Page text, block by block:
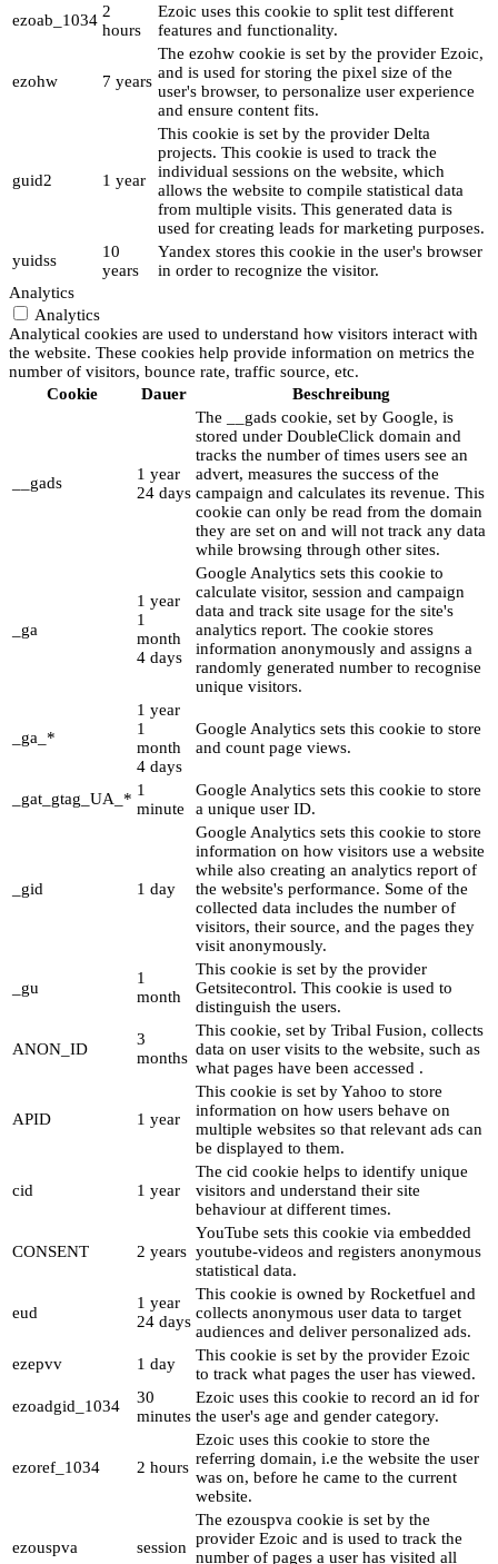
ezoab_1034 2
hours
Ezoic uses this cookie to split test different
features and functionality.
ezohw 7 years
The ezohw cookie is set by the provider Ezoic,
and is used for storing the pixel size of the
user's browser, to personalize user experience
and ensure content fits.
guid2 1 year
This cookie is set by the provider Delta
projects. This cookie is used to track the
individual sessions on the website, which
allows the website to compile statistical data
from multiple visits. This generated data is
used for creating leads for marketing purposes.
yuidss
10
years
Yandex stores this cookie in the user's browser
in order to recognize the visitor.
Analytics
Analytics
Analytical cookies are used to understand how visitors interact with
the website. These cookies help provide information on metrics the
number of visitors, bounce rate, traffic source, etc.
Cookie
Dauer Beschreibung
__gads
1 year
24 days
The __gads cookie, set by Google, is
stored under DoubleClick domain and
tracks the number of times users see an
advert, measures the success of the
campaign and calculates its revenue. This
cookie can only be read from the domain
they are set on and will not track any data
while browsing through other sites.
_ga
1 year
1
month
4 days
Google Analytics sets this cookie to
calculate visitor, session and campaign
data and track site usage for the site's
analytics report. The cookie stores
information anonymously and assigns a
randomly generated number to recognise
unique visitors.
_ga_*
1 year
1
month
4 days
Google Analytics sets this cookie to store
and count page views.
_gat_gtag_UA_* 1
minute
Google Analytics sets this cookie to store
a unique user ID.
_gid 1 day
Google Analytics sets this cookie to store
information on how visitors use a website
while also creating an analytics report of
the website's performance. Some of the
collected data includes the number of
visitors, their source, and the pages they
visit anonymously.
_gu
1
month
This cookie is set by the provider
Getsitecontrol. This cookie is used to
distinguish the users.
ANON_ID
3
months
This cookie, set by Tribal Fusion, collects
data on user visits to the website, such as
what pages have been accessed .
APID 1 year
This cookie is set by Yahoo to store
information on how users behave on
multiple websites so that relevant ads can
be displayed to them.
cid 1 year
The cid cookie helps to identify unique
visitors and understand their site
behaviour at different times.
CONSENT 2 years
YouTube sets this cookie via embedded
youtube-videos and registers anonymous
statistical data.
eud
1 year
24 days
This cookie is owned by Rocketfuel and
collects anonymous user data to target
audiences and deliver personalized ads.
ezepvv
1 day
This cookie is set by the provider Ezoic
to track what pages the user has viewed.
ezoadgid_1034
30
minutes
Ezoic uses this cookie to record an id for
the user's age and gender category.
ezoref_1034 2 hours
Ezoic uses this cookie to store the
referring domain, i.e the website the user
was on, before he came to the current
website.
ezouspva session
The ezouspva cookie is set by the
provider Ezoic and is used to track the
number of pages a user has visited all